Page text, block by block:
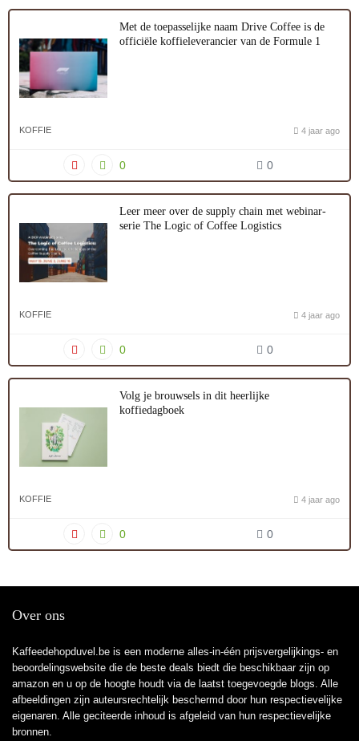
Met de toepasselijke naam Drive Coffee is de
officiële koffieleverancier van de Formule 1
KOFFIE 4 jaar ago
0 0
Leer meer over de supply chain met webinar-
serie The Logic of Coffee Logistics
KOFFIE 4 jaar ago
0 0
Volg je brouwsels in dit heerlijke
koffiedagboek
KOFFIE 4 jaar ago
0 0
Over ons
Kaffeedehopduvel.be is een moderne alles-in-één prijsvergelijkings- en
beoordelingswebsite die de beste deals biedt die beschikbaar zijn op
amazon en u op de hoogte houdt via de laatst toegevoegde blogs. Alle
afbeeldingen zijn auteursrechtelijk beschermd door hun respectievelijke
eigenaren. Alle geciteerde inhoud is afgeleid van hun respectievelijke
bronnen.